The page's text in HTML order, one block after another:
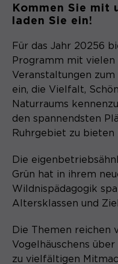
Kommen Sie mit
laden Sie ein!
Für das Jahr 20256
Programm mit vielen
Veranstaltungen
ein, die Vielfalt,
Naturraums
den spannendsten
Ruhrgebiet zu bieten
Die
Grün hat in ihrem
Wildnispädagogik
Altersklassen und
Die Themen reichen
Vogelhäuschens
zu vielfältigen